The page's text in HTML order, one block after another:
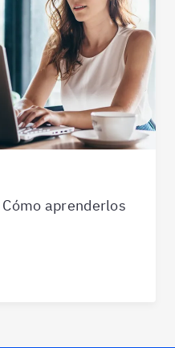
aprenderlos